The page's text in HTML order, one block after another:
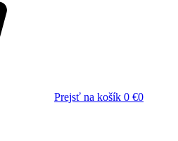
Prejsť na košík 0 €0